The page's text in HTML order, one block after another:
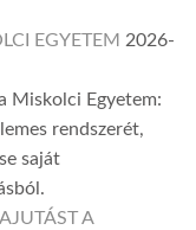
EGYETEM 2026-
Miskolci Egyetem:
rendszerét,
saját
A